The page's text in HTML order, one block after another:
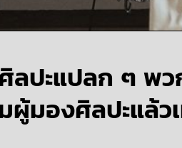
ลปะแปลก ๆ พ
มองศิลปะแล้ว